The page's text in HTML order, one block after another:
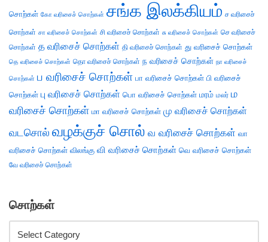
சொற்கள் கோ வரிசைச் சொற்கள் சங்க இலக்கியம் ச வரிசைச்
சொற்கள் சா வரிசைச் சொற்கள் சி வரிசைச் சொற்கள் சு வரிசைச் சொற்கள் செ வரிசைச்
சொற்கள் த வரிசைச் சொற்கள் தி வரிசைச் சொற்கள் து வரிசைச் சொற்கள்
தெ வரிசைச் சொற்கள் தொ வரிசைச் சொற்கள் ந வரிசைச் சொற்கள் நா வரிசைச்
சொற்கள் ப வரிசைச் சொற்கள் பா வரிசைச் சொற்கள் பி வரிசைச்
சொற்கள் பு வரிசைச் சொற்கள் பொ வரிசைச் சொற்கள் மரம் மலர் ம
வரிசைச் சொற்கள் மா வரிசைச் சொற்கள் மு வரிசைச் சொற்கள்
வடசொல் வழக்குச் சொல் வ வரிசைச் சொற்கள் வா
வரிசைச் சொற்கள் விலங்கு வி வரிசைச் சொற்கள் வெ வரிசைச் சொற்கள்
வே வரிசைச் சொற்கள்
சொற்கள்